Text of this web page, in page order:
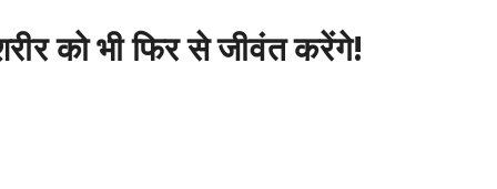
को भी फिर से जीवंत करेंगे!